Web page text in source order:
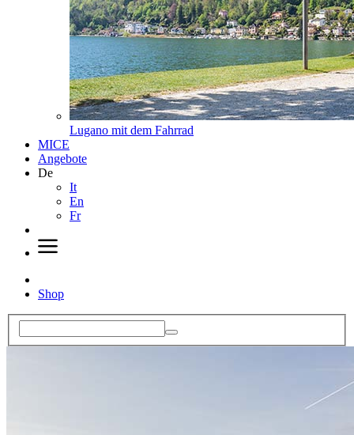
Lugano mit dem Fahrrad
MICE
Angebote
De
It
En
Fr
Shop